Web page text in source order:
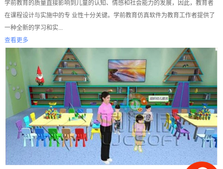
学前教育的质量直接影响到儿童的认知、情感和社会能力的发展，因此，教育者
在课程设计与实施中的专 业性十分关键。学前教育仿真软件为教育工作者提供了
一种全新的学习和实...
查看更多